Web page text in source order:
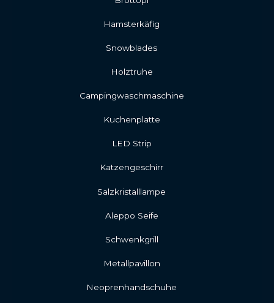
Hamsterkäfig
Snowblades
Holztruhe
Campingwaschmaschine
Kuchenplatte
LED Strip
Katzengeschirr
Salzkristalllampe
Aleppo Seife
Schwenkgrill
Metallpavillon
Neoprenhandschuhe